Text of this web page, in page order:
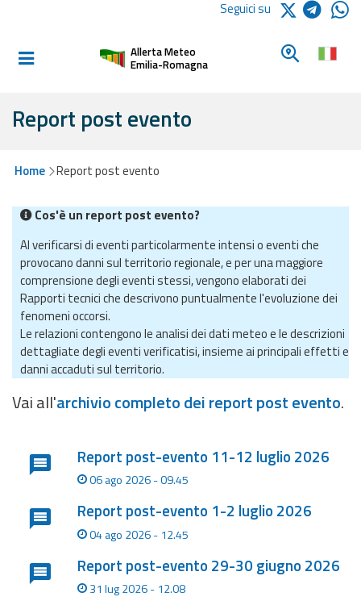
Informati e
Bollettini
Allerte e
Bollettini
Meteo
Allerte e
Bollettini
Valanghe
Monitoraggio
eventi
Previsioni e dati
Previsioni meteo e
marine
Dati osservati
Seguici su
Allerta Meteo
Emilia-Romagna
Cerca un
Report post evento
Home Report post evento
Cos'è un report post evento?
Al verificarsi di eventi particolarmente intensi o eventi che
provocano danni sul territorio regionale, e per una maggiore
comprensione degli eventi stessi, vengono elaborati dei
Rapporti tecnici che descrivono puntualmente l'evoluzione dei
fenomeni occorsi.
Le relazioni contengono le analisi dei dati meteo e le descrizioni
dettagliate degli eventi verificatisi, insieme ai principali effetti e
danni accaduti sul territorio.
Vai all'archivio completo dei report post evento.
Report post-evento 11-12 luglio 2026
06 ago 2026 - 09.45
Report post-evento 1-2 luglio 2026
04 ago 2026 - 12.45
Report post-evento 29-30 giugno 2026
31 lug 2026 - 12.08